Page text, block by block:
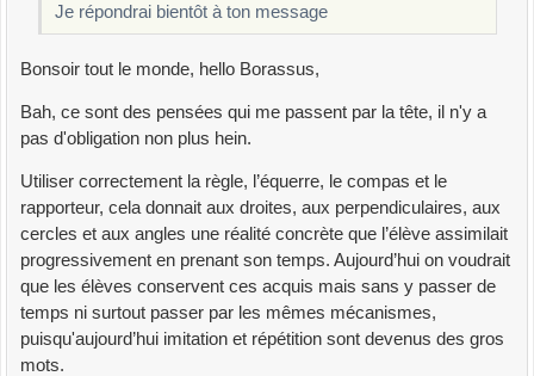
Je répondrai bientôt à ton message
Bonsoir tout le monde, hello Borassus,
Bah, ce sont des pensées qui me passent par la tête, il n'y a
pas d'obligation non plus hein.
Utiliser correctement la règle, l’équerre, le compas et le
rapporteur, cela donnait aux droites, aux perpendiculaires, aux
cercles et aux angles une réalité concrète que l’élève assimilait
progressivement en prenant son temps. Aujourd’hui on voudrait
que les élèves conservent ces acquis mais sans y passer de
temps ni surtout passer par les mêmes mécanismes,
puisqu'aujourd’hui imitation et répétition sont devenus des gros
mots.